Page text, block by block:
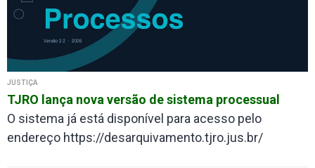
JUSTIÇA
TJRO lança nova versão de sistema processual
O sistema já está disponível para acesso pelo
endereço https://desarquivamento.tjro.jus.br/